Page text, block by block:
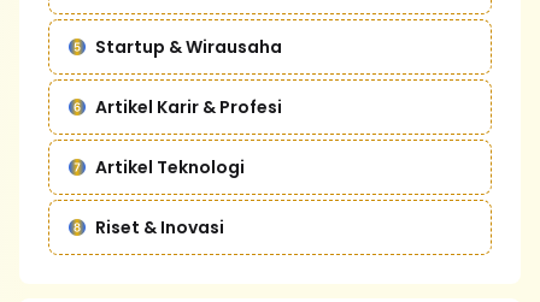
Startup & Wirausaha
Artikel Karir & Profesi
Artikel Teknologi
Riset & Inovasi